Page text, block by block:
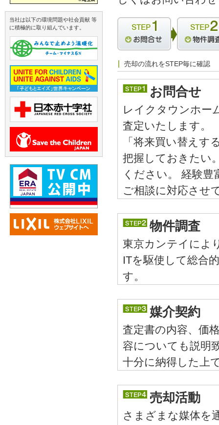
売却の流れをSTEP毎に確認
お問合せ
レイクタウンホー
査定いたします。
「将来買い替えす
把握しておきたい
ください。 経験
ご相談に対応させ
物件調査
東京カンテイによ
ITを駆使して総合
す。
媒介契約
査定書の内容、価
容についても説明
十分に納得した上
売却活動
さまざまな媒体を
当社は以下の環境問題や社会貢献 等
に積極的に取り組んでいます。